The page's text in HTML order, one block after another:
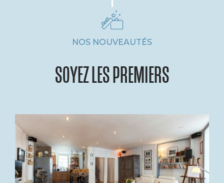
NOS NOUVEAUTÉS
SOYEZ LES PREMIERS